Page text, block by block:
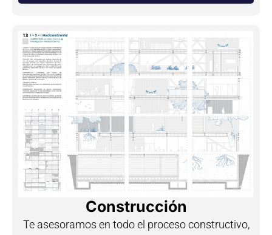
Construcción
Te asesoramos en todo el proceso constructivo,